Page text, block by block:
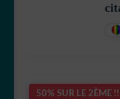
50% SUR LE 2ÈME !!